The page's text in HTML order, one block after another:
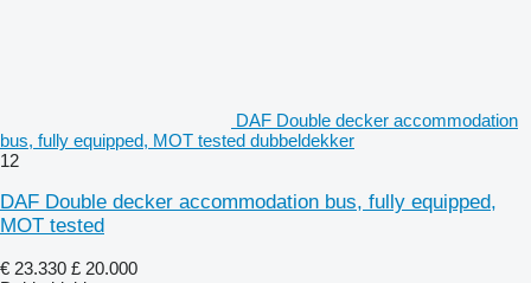
DAF Double decker accommodation
bus, fully equipped, MOT tested dubbeldekker
12
DAF Double decker accommodation bus, fully equipped,
MOT tested
€ 23.330 £ 20.000